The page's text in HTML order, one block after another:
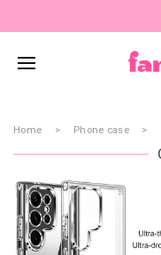
Home Phone case